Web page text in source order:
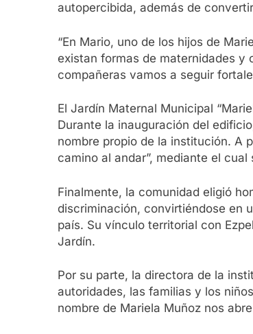
autopercibida, además de
“En Mario, uno de los hijos de
existan formas de maternidades y
compañeras vamos a seguir
El Jardín Maternal Municipal
Durante la inauguración del
nombre propio de la institución. A
camino al andar”, mediante el
Finalmente, la comunidad eligió
discriminación, convirtiéndose en
país. Su vínculo territorial con
Jardín.
Por su parte, la directora de la
autoridades, las familias y los
nombre de Mariela Muñoz nos